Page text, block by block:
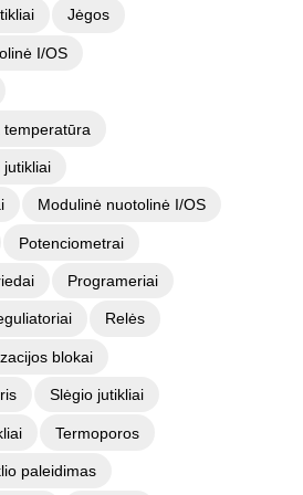
Jėgos
I/OS
temperatūra
jutikliai
Modulinė nuotolinė I/OS
Potenciometrai
Programeriai
Relės
blokai
Slėgio jutikliai
Termoporos
paleidimas